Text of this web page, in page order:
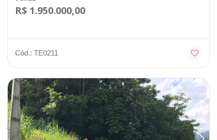
R$ 1.950.000,00
Cód.: TE0211